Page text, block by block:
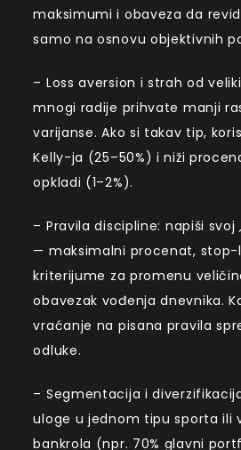
maksimumi i obaveza da
samo na osnovu objektivnih
– Loss aversion i strah od
mnogi radije prihvate manji
varijanse. Ako si takav tip,
Kelly-ja (25–50%) i niži
opkladi (1–2%).
– Pravila discipline: napiši svoj
— maksimalni procenat, stop-
kriterijume za promenu
obavezak vođenja dnevnika.
vraćanje na pisana pravila
odluke.
– Segmentacija i
uloge u jednom tipu sporta ili
bankrola (npr. 70% glavni